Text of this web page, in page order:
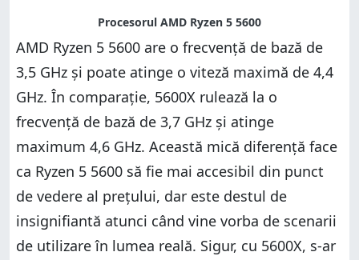
AMD Ryzen 5 5600 are o frecvență de bază de
3,5 GHz și poate atinge o viteză maximă de 4,4
GHz. În comparație, 5600X rulează la o
frecvență de bază de 3,7 GHz și atinge
maximum 4,6 GHz. Această mică diferență face
ca Ryzen 5 5600 să fie mai accesibil din punct
de vedere al prețului, dar este destul de
insignifiantă atunci când vine vorba de scenarii
de utilizare în lumea reală. Sigur, cu 5600X, s-ar